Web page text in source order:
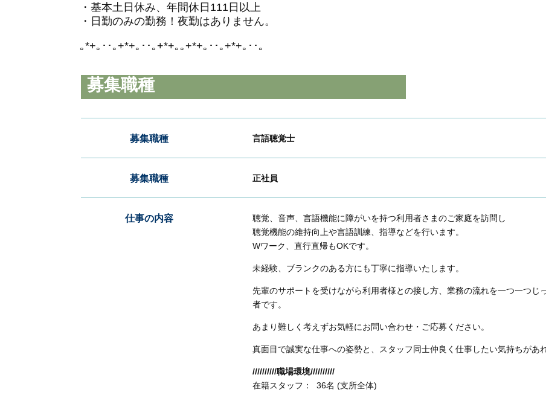
・基本土日休み、年間休日111日以上
・日勤のみの勤務！夜勤はありません。
｡*+｡･･｡+*+｡･･｡+*+｡｡+*+｡･･｡+*+｡･･｡
募集職種
募集職種 言語聴覚士
募集職種 正社員
仕事の内容
聴覚、音声、言語機能に障がいを持つ利用者さまのご家庭を訪問し
聴覚機能の維持向上や言語訓練、指導などを行います。
Wワーク、直行直帰もOKです。
未経験、ブランクのある方にも丁寧に指導いたします。
先輩のサポートを受けながら利用者様との接し方、業務の流れを一つ一つじ
者です。
あまり難しく考えずお気軽にお問い合わせ・ご応募ください。
真面目で誠実な仕事への姿勢と、スタッフ同士仲良く仕事したい気持ちがあ
//////////職場環境//////////
在籍スタッフ： 36名 (支所全体)